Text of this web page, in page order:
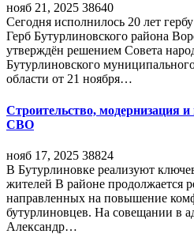
нояб 21, 2025 38640
Сегодня исполнилось 20 лет
Герб Бутурлиновского района
утверждён решением Совета
Бутурлиновского
области от 21 ноября…
Строительство, модернизация
СВО
нояб 17, 2025 38824
В Бутурлиновке реализуют
жителей В районе продолжается
направленных на повышение
бутурлиновцев. На совещании в
Александр…